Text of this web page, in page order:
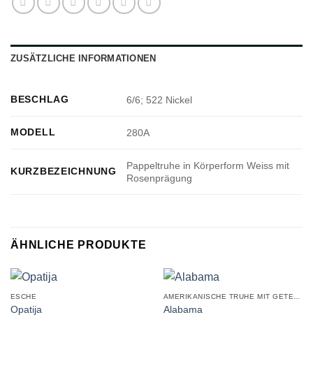
ZUSÄTZLICHE INFORMATIONEN
BESCHLAG 6/6; 522 Nickel
MODELL 280A
KURZBEZEICHNUNG
Pappeltruhe in Körperform Weiss mit
Rosenprägung
ÄHNLICHE PRODUKTE
ESCHE
Opatija
AMERIKANISCHE TRUHE MIT GETEILTEM DECKEL
Alabama